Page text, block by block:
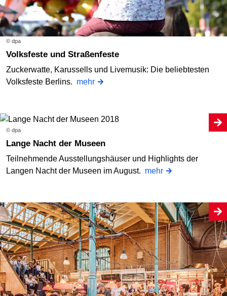
© dpa
Volksfeste und Straßenfeste
Zuckerwatte, Karussells und Livemusik: Die beliebtesten
Volksfeste Berlins. mehr
© dpa
Lange Nacht der Museen
Teilnehmende Ausstellungshäuser und Highlights der
Langen Nacht der Museen im August. mehr